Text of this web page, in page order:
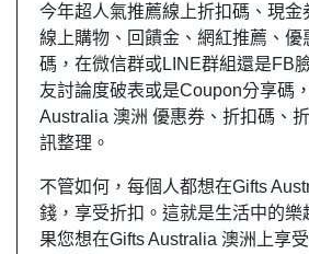
今年超人氣推薦線上折扣碼、現金
線上購物、回饋金、網紅推薦、優
碼，在微信群或LINE群組還是FB
友討論度破表或是Coupon分享碼
Australia 澳洲 優惠券、折扣碼、
訊整理。
不管如何，每個人都想在Gifts
錢，享受折扣。這就是生活中的樂
果您想在Gifts Australia 澳洲上享